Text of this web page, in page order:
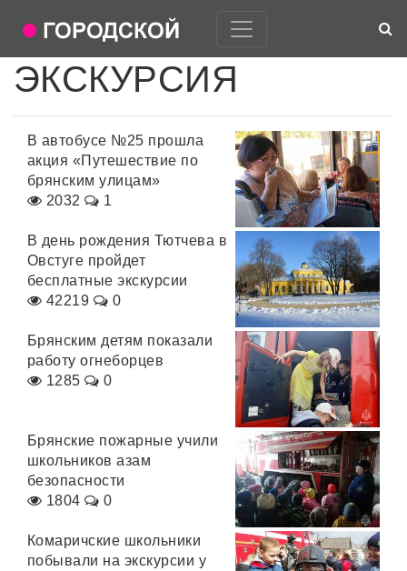
ЭКСКУРСИЯ
В автобусе №25 прошла
акция «Путешествие по
брянским улицам»
2032
1
В день рождения Тютчева в
Овстуге пройдет
бесплатные экскурсии
42219
0
Брянским детям показали
работу огнеборцев
1285
0
Брянские пожарные учили
школьников азам
безопасности
1804
0
Комаричские школьники
побывали на экскурсии у